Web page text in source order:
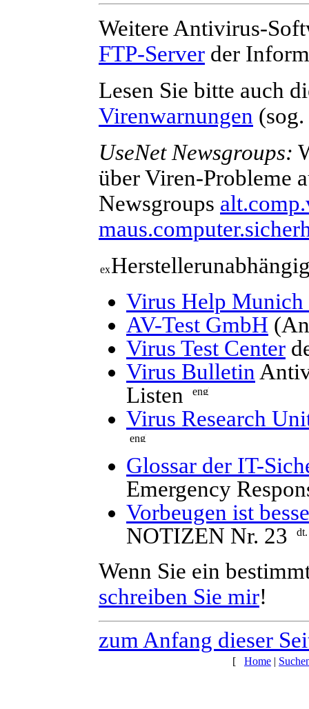
Weitere Antivirus-
FTP-Server der
Lesen Sie bitte auch
Virenwarnungen
UseNet Newsgroups:
über Viren-Probleme
Newsgroups
Virus Help
AV-Test GmbH
Virus Test Center
Virus Bulletin
Listen
Virus Research
Glossar der IT-
Emergency
Vorbeugen ist
NOTIZEN Nr. 23
Wenn Sie ein
schreiben Sie mir!
zum Anfang dieser
[ Home |